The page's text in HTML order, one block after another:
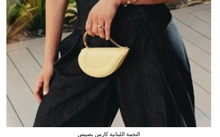
النجمة اللبنانية كارمن بصيبص